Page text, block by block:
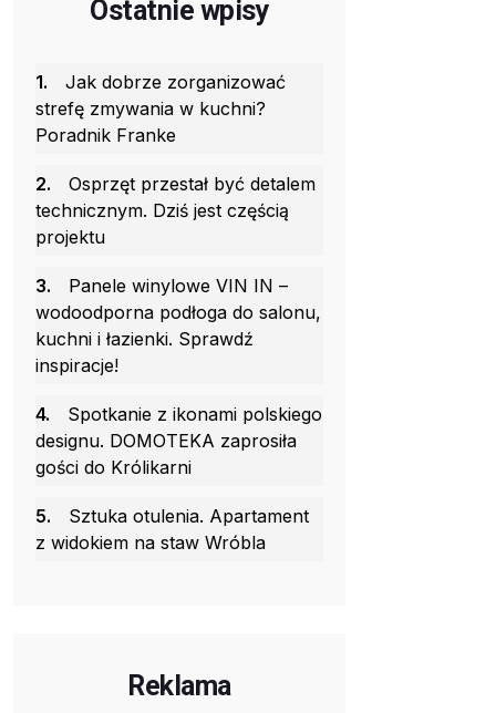
Ostatnie wpisy
1.
Jak dobrze zorganizować
strefę zmywania w kuchni?
Poradnik Franke
2.
Osprzęt przestał być detalem
technicznym. Dziś jest częścią
projektu
3.
Panele winylowe VIN IN –
wodoodporna podłoga do salonu,
kuchni i łazienki. Sprawdź
inspiracje!
4.
Spotkanie z ikonami polskiego
designu. DOMOTEKA zaprosiła
gości do Królikarni
5.
Sztuka otulenia. Apartament
z widokiem na staw Wróbla
Reklama